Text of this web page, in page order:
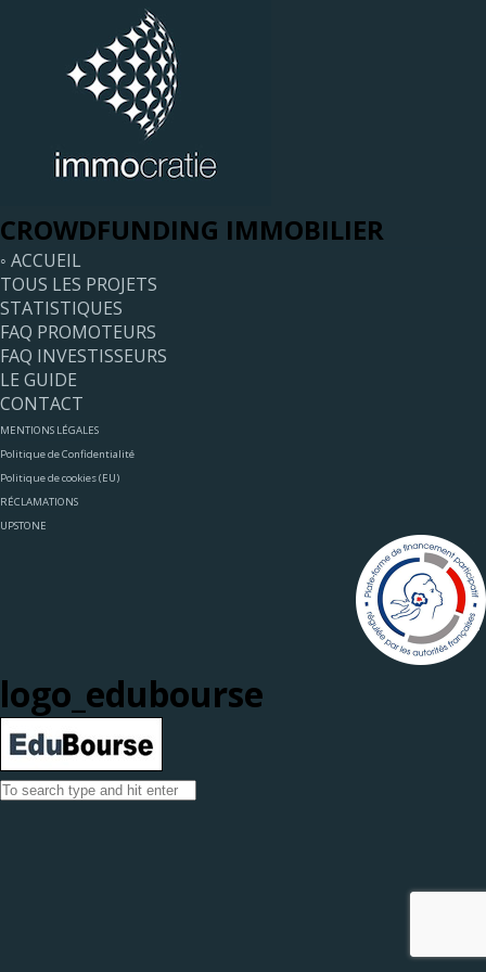
CROWDFUNDING IMMOBILIER
◦ ACCUEIL
TOUS LES PROJETS
STATISTIQUES
FAQ PROMOTEURS
FAQ INVESTISSEURS
LE GUIDE
CONTACT
MENTIONS LÉGALES
Politique de Confidentialité
Politique de cookies (EU)
RÉCLAMATIONS
UPSTONE
logo_edubourse